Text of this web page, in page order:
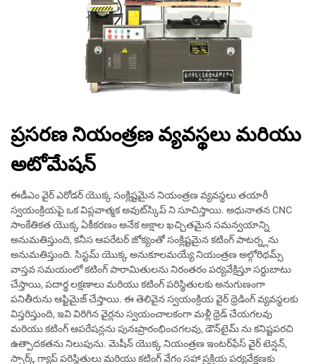
ప్రసరణ నియంత్రణ వ్యవస్థలు మరియు
అటోమేషన్
ఈడీఎం వైర్ ఎరోడర్ యొక్క సంక్లిష్టమైన నియంత్రణ వ్యవస్థలు తయారీ
స్వయంక్రియపై ఒక విప్లవాత్మక అవుట్‌స్కిప్ ని సూచిస్తాయి. అధునాతన CNC
సాంకేతికత యొక్క ఏకీకరణం అనేక అక్షాల ఖచ్చితమైన సమన్వయాన్ని
అనుమతిస్తుంది, కనీస ఆపరేటర్ జోక్యంతో సంక్లిష్టమైన కటింగ్ పాటర్న్లను
అనుమతిస్తుంది. సిస్టమ్ యొక్క అనుకూలమయ్యే నియంత్రణ అల్గోరిథమ్స్
వాస్తవ సమయంలో కటింగ్ పారామితులను నిరంతరం పర్యవేక్షిస్తూ సర్దుబాటు
చేస్తాయి, పదార్థ లక్షణాలు మరియు కటింగ్ పరిస్థితులకు అనుగుణంగా
పనితీరును ఆప్టిమైజ్ చేస్తాయి. ఈ తెలివైన స్వయంక్రియ వైర్ థ్రెడింగ్ వ్యవస్థలకు
విస్తరిస్తుంది, ఇవి విరిగిన వైర్లను స్వయంచాలకంగా మళ్లీ థ్రెడ్ చేయగలవు
మరియు కటింగ్ ఆపరేషన్లను పునఃప్రారంభించగలవు, డౌన్‌టైమ్ ను కనిష్టపరచి
ఉత్పాదకతను నిలుపును. మెషీన్ యొక్క నియంత్రణ ఇంటర్‌ఫేస్ వైర్ టెన్షన్,
స్పార్క్ గ్యాప్ పరిస్థితులు మరియు కటింగ్ వేగం సహా ప్రక్రియ పర్యవేక్షణకు